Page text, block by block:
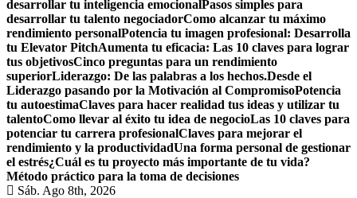
desarrollar tu inteligencia emocionalPasos simples para
desarrollar tu talento negociadorComo alcanzar tu máximo
rendimiento personalPotencia tu imagen profesional: Desarrolla
tu Elevator PitchAumenta tu eficacia: Las 10 claves para lograr
tus objetivosCinco preguntas para un rendimiento
superiorLiderazgo: De las palabras a los hechos.Desde el
Liderazgo pasando por la Motivación al CompromisoPotencia
tu autoestimaClaves para hacer realidad tus ideas y utilizar tu
talentoComo llevar al éxito tu idea de negocioLas 10 claves para
potenciar tu carrera profesionalClaves para mejorar el
rendimiento y la productividadUna forma personal de gestionar
el estrés¿Cuál es tu proyecto más importante de tu vida?
Método práctico para la toma de decisiones
Sáb. Ago 8th, 2026